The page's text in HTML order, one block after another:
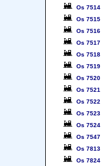
Os 7514
Os 7515
Os 7516
Os 7517
Os 7518
Os 7519
Os 7520
Os 7521
Os 7522
Os 7523
Os 7524
Os 7547
Os 7813
Os 7824